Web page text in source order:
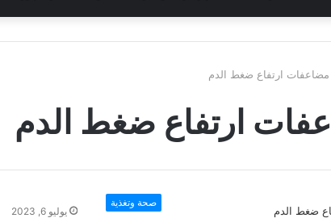
مضاعفات ارتفاع ضغط الدم
ارتفاع ضغط الدم
صحة وتغذية
يوليو 6, 2023